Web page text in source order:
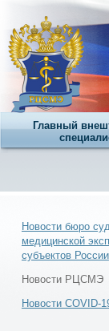
Главный
Новости бюро
медицинской
субъектов России
Новости РЦСМЭ
Новости COVID-